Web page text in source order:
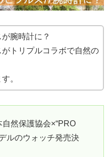
腕時計に？
トリプルコラボで自然の
。
自然保護協会×“PRO
ルのウォッチ発売決